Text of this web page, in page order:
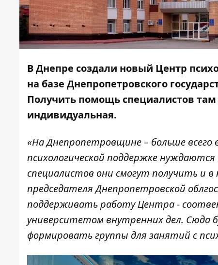
В Днепре создали новый Центр
на базе Днепропетровского
Получить помощь специалистов
индивидуальная.
«На Днепропетровщине – больше
психологической поддержке
специалистов они смогут получить и
председателя Днепропетровской
поддерживать работу Центра -
университетом внутренних дел. Сюда
формировать группы для занятий с